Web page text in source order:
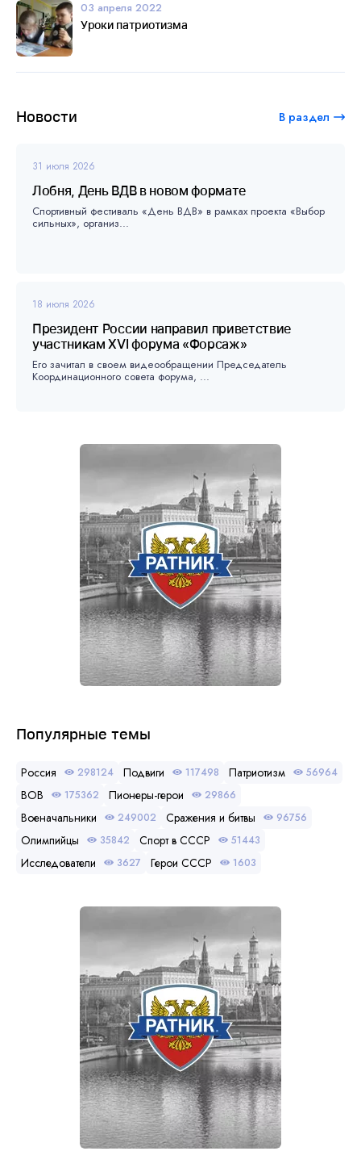
Новости В раздел
31 июля 2026
Лобня, День ВДВ в новом формате
Спортивный фестиваль «День ВДВ» в рамках проекта «Выбор
сильных», организ...
18 июля 2026
Президент России направил приветствие
участникам XVI форума «Форсаж»
Его зачитал в своем видеообращении Председатель
Координационного совета форума, ...
03 апреля 2022
Уроки патриотизма
Популярные темы
Россия 298124 Подвиги 117498 Патриотизм 56964
ВОВ 175362 Пионеры-герои 29866
Военачальники 249002 Сражения и битвы 96756
Олимпийцы 35842 Спорт в СССР 51443
Исследователи 3627 Герои СССР 1603